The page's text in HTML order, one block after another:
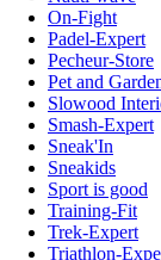
On-Fight
Padel-Expert
Pecheur-Store
Pet and
Slowood
Smash-Expert
Sneak'In
Sneakids
Sport is good
Training-Fit
Trek-Expert
Triathlon-